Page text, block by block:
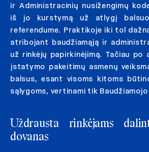
ir Administracinių nusižengimų
iš jo kurstymą už atlygį
referendume. Praktikoje iki tol
atribojant baudžiamąją ir
už rinkėjų papirkinėjimą. Tačiau po
įstatymo pakeitimų asmenų
balsus, esant visoms kitoms
sąlygoms, vertinami tik
Uždrausta rinkėjams
dovanas